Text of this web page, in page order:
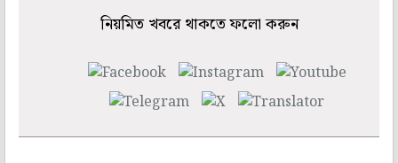
নিয়মিত খবরে থাকতে ফলো করুন